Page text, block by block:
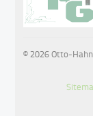
© 2026 Otto-